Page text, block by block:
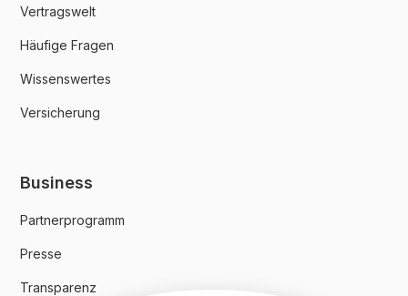
Vertragswelt
Häufige Fragen
Wissenswertes
Versicherung
Business
Partnerprogramm
Presse
Transparenz